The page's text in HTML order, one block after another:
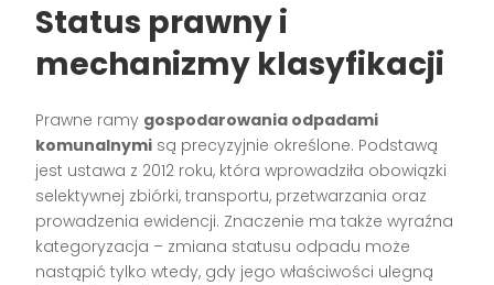
Status prawny i
mechanizmy klasyfikacji
Prawne ramy gospodarowania odpadami
komunalnymi są precyzyjnie określone. Podstawą
jest ustawa z 2012 roku, która wprowadziła obowiązki
selektywnej zbiórki, transportu, przetwarzania oraz
prowadzenia ewidencji. Znaczenie ma także wyraźna
kategoryzacja – zmiana statusu odpadu może
nastąpić tylko wtedy, gdy jego właściwości ulegną